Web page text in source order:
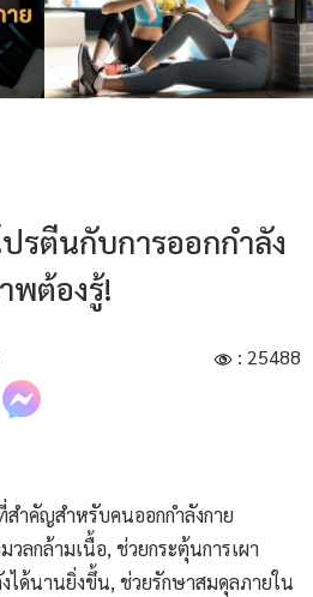
รตีนกับการออกกำลัง
พต้องรู้!
: 25488
ำคัญสำหรับคนออกกำลังกาย
วลกล้ามเนื้อ, ช่วยกระตุ้นการเผา
ได้นานยิ่งขึ้น, ช่วยรักษาสมดุลภายใน